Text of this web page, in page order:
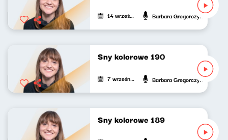
14 września 2024 Barbara Gregorczyk
Sny kolorowe 190
7 września 2024 Barbara Gregorczyk
Sny kolorowe 189